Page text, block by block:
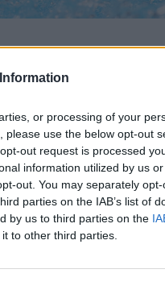
or processing of your
use the below opt-out
out request is processed
information utilized by us
out. You may separately
parties on the IAB’s list of
by us to third parties on the
to other third parties.
Google
στα